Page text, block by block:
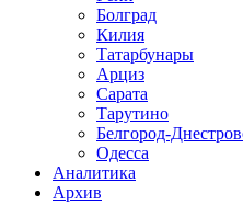
Болград
Килия
Татарбунары
Арциз
Сарата
Тарутино
Белгород-
Одесса
Аналитика
Архив